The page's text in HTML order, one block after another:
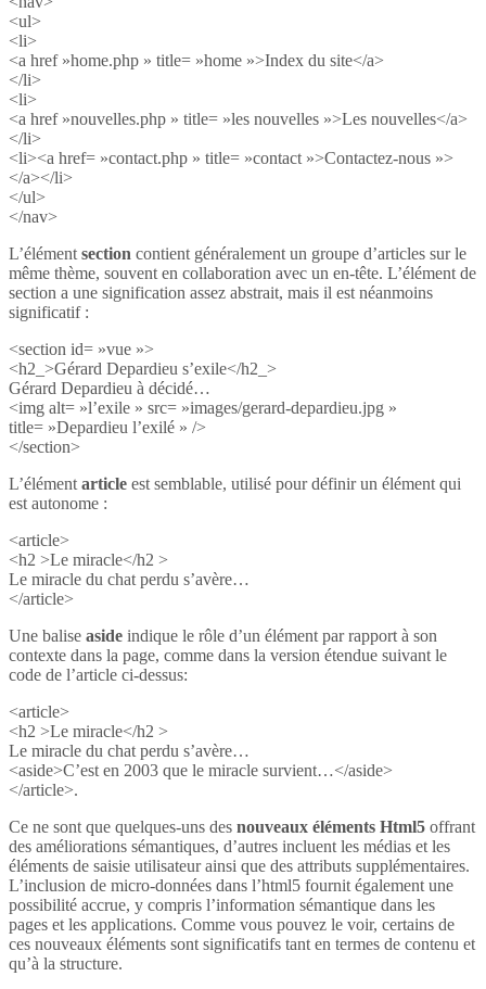
<ul>
<li>
<a href »home.php » title= »home »>Index du site</a>
</li>
<li>
<a href »nouvelles.php » title= »les nouvelles »>Les nouvelles</a>
</li>
<li><a href= »contact.php » title= »contact »>Contactez-nous »>
</a></li>
</ul>
</nav>
L’élément section contient généralement un groupe d’articles sur le
même thème, souvent en collaboration avec un en-tête. L’élément de
section a une signification assez abstrait, mais il est néanmoins
significatif :
<section id= »vue »>
<h2_>Gérard Depardieu s’exile</h2_>
Gérard Depardieu à décidé…
<img alt= »l’exile » src= »images/gerard-depardieu.jpg »
title= »Depardieu l’exilé » />
</section>
L’élément article est semblable, utilisé pour définir un élément qui
est autonome :
<article>
<h2 >Le miracle</h2 >
Le miracle du chat perdu s’avère…
</article>
Une balise aside indique le rôle d’un élément par rapport à son
contexte dans la page, comme dans la version étendue suivant le
code de l’article ci-dessus:
<article>
<h2 >Le miracle</h2 >
Le miracle du chat perdu s’avère…
<aside>C’est en 2003 que le miracle survient…</aside>
</article>.
Ce ne sont que quelques-uns des nouveaux éléments Html5 offrant
des améliorations sémantiques, d’autres incluent les médias et les
éléments de saisie utilisateur ainsi que des attributs supplémentaires.
L’inclusion de micro-données dans l’html5 fournit également une
possibilité accrue, y compris l’information sémantique dans les
pages et les applications. Comme vous pouvez le voir, certains de
ces nouveaux éléments sont significatifs tant en termes de contenu et
qu’à la structure.